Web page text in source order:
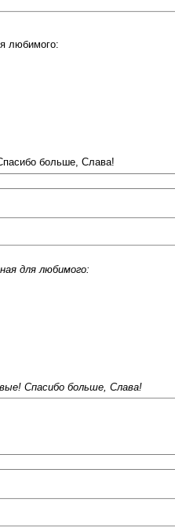
любимого:
больше, Слава!
для любимого:
Спасибо больше, Слава!